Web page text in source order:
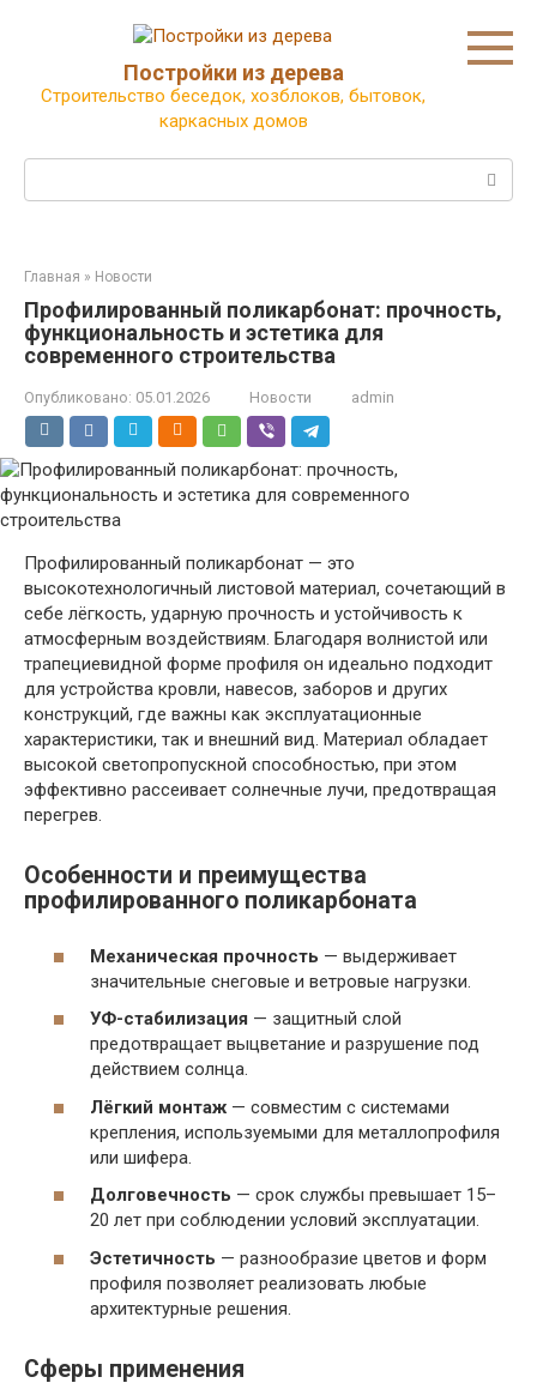
Постройки из дерева
Строительство беседок, хозблоков, бытовок,
каркасных домов
Главная » Новости
Профилированный поликарбонат: прочность,
функциональность и эстетика для
современного строительства
Опубликовано: 05.01.2026 Новости admin
Профилированный поликарбонат — это
высокотехнологичный листовой материал, сочетающий в
себе лёгкость, ударную прочность и устойчивость к
атмосферным воздействиям. Благодаря волнистой или
трапециевидной форме профиля он идеально подходит
для устройства кровли, навесов, заборов и других
конструкций, где важны как эксплуатационные
характеристики, так и внешний вид. Материал обладает
высокой светопропускной способностью, при этом
эффективно рассеивает солнечные лучи, предотвращая
перегрев.
Особенности и преимущества
профилированного поликарбоната
Механическая прочность — выдерживает
значительные снеговые и ветровые нагрузки.
УФ-стабилизация — защитный слой
предотвращает выцветание и разрушение под
действием солнца.
Лёгкий монтаж — совместим с системами
крепления, используемыми для металлопрофиля
или шифера.
Долговечность — срок службы превышает 15–
20 лет при соблюдении условий эксплуатации.
Эстетичность — разнообразие цветов и форм
профиля позволяет реализовать любые
архитектурные решения.
Сферы применения